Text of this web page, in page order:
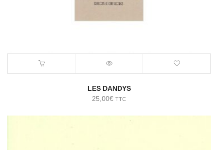
LES DANDYS
25,00€ TTC